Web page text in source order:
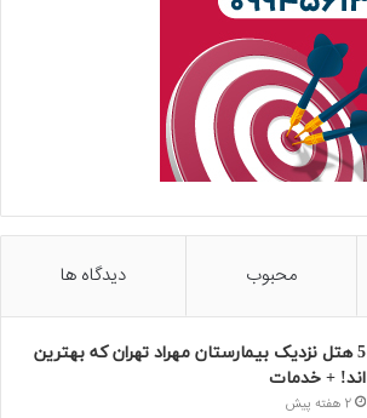
محبوب دیدگاه ها
5 هتل نزدیک بیمارستان مهراد تهران که بهترین‌
اند! + خدمات
2 هفته پیش